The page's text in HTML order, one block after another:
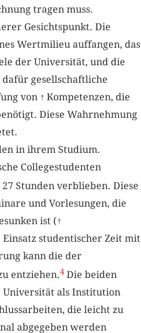
tragen muss.
Gesichtspunkt. Die
Wertmilieu auffangen, das
der Universität, und die
gesellschaftliche
von ↑ Kompetenzen, die
Diese Wahrnehmung
in ihrem Studium.
Collegestudenten
Stunden verblieben. Diese
und Vorlesungen, die
ist (↑
studentischer Zeit mit
kann die der
entziehen.4Die beiden
Universität als Institution
die leicht zu
abgegeben werden